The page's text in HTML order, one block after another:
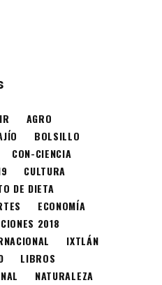
AGRO
BOLSILLO
CON-CIENCIA
CULTURA
DE DIETA
ECONOMÍA
2018
IXTLÁN
LIBROS
NATURALEZA